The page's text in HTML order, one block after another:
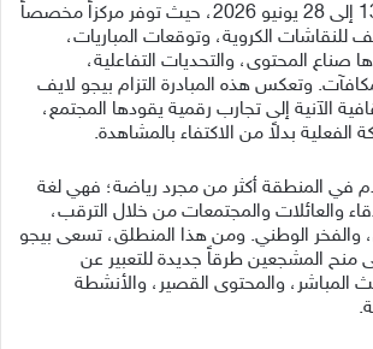
وتستمر الحملة من 13 إلى 28 يونيو 2026، حيث توفر مركزاً مخصصاً
للنقاشات الكروية، وتوقعات المباريات،
صناع المحتوى، والتحديات التفاعلية،
وتعكس هذه المبادرة التزام بيجو لايف
الآنية إلى تجارب رقمية يقودها المجتمع،
الفعلية بدلاً من الاكتفاء بالمشاهدة.
في المنطقة أكثر من مجرد رياضة؛ فهي لغة
والعائلات والمجتمعات من خلال الترقب،
والفخر الوطني. ومن هذا المنطلق، تسعى بيجو
منح المشجعين طرقاً جديدة للتعبير عن
والمحتوى القصير، والأنشطة